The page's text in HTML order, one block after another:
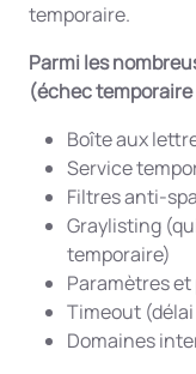
temporaire.
Parmi les
(échec
Boîte aux
Service
Filtres anti-
Graylisting
temporaire)
Paramètres
Timeout
Domaines